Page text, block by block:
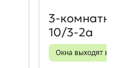
10/3-2а
Окна выходят во